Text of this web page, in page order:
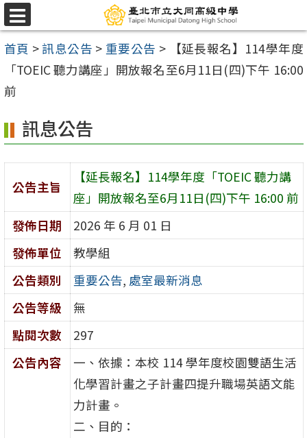
跳
至
主
內
區
選
單
首頁 >訊息公告 > 重要公告 >
【延長報名】114學年度
「TOEIC 聽力講座」開放報名至6月11日(四)下午 16:00
前
訊息公告
公告主旨
【延長報名】114學年度「TOEIC 聽力講
座」開放報名至6月11日(四)下午 16:00 前
發佈日期
2026 年 6 月 01 日
發佈單位
教學組
公告類別
重要公告, 處室最新消息
公告等級
無
點閱次數
297
公告內容
一、依據：本校 114 學年度校園雙語生活
化學習計畫之子計畫四提升職場英語文能
力計畫。
二、目的：